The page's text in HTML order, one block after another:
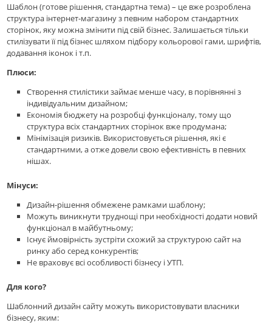
Шаблон (готове рішення, стандартна тема) – це вже розроблена
структура інтернет-магазину з певним набором стандартних
сторінок, яку можна змінити під свій бізнес. Залишається тільки
стилізувати її під бізнес шляхом підбору кольорової гами, шрифтів,
додавання іконок і т.п.
Плюси:
Створення стилістики займає менше часу, в порівнянні з
індивідуальним дизайном;
Економія бюджету на розробці функціоналу, тому що
структура всіх стандартних сторінок вже продумана;
Мінімізація ризиків. Використовується рішення, які є
стандартними, а отже довели свою ефективність в певних
нішах.
Мінуси:
Дизайн-рішення обмежене рамками шаблону;
Можуть виникнути труднощі при необхідності додати новий
функціонал в майбутньому;
Існує ймовірність зустріти схожий за структурою сайт на
ринку або серед конкурентів;
Не враховує всі особливості бізнесу і УТП.
Для кого?
Шаблонний дизайн сайту можуть використовувати власники
бізнесу, яким: